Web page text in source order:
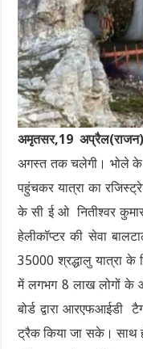
अमृतसर,19
अगस्त तक चलेगी। भोले के
पहुंचकर यात्रा का
के सी ई ओ नितीश्वर कुमार
हेलीकॉप्टर की सेवा
35000 श्रद्धालु यात्रा
में लगभग 8 लाख लोगों के
बोर्ड द्वारा आरएफआईडी
ट्रैक किया जा सके। साथ